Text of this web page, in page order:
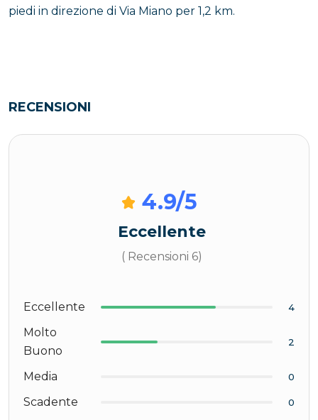
piedi in direzione di Via Miano per 1,2 km.
RECENSIONI
4.9/5
Eccellente
( Recensioni 6)
Eccellente 4
Molto
Buono
2
Media 0
Scadente 0